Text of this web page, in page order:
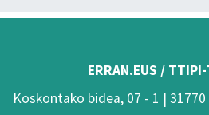
ERRAN.EUS /
Koskontako bidea, 07 - 1 |